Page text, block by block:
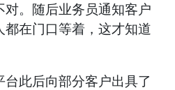
。随后业务员通知客户
在门口等着，这才知道
此后向部分客户出具了